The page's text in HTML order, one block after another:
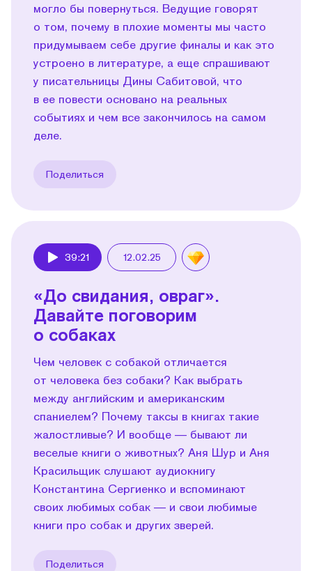
могло бы повернуться. Ведущие говорят
о том, почему в плохие моменты мы часто
придумываем себе другие финалы и как это
устроено в литературе, а еще спрашивают
у писательницы Дины Сабитовой, что
в ее повести основано на реальных
событиях и чем все закончилось на самом
деле.
Поделиться
39:21 12.02.25
«До свидания, овраг».
Давайте поговорим
о собаках
Чем человек с собакой отличается
от человека без собаки? Как выбрать
между английским и американским
спаниелем? Почему таксы в книгах такие
жалостливые? И вообще — бывают ли
веселые книги о животных? Аня Шур и Аня
Красильщик слушают аудиокнигу
Константина Сергиенко и вспоминают
своих любимых собак — и свои любимые
книги про собак и других зверей.
Поделиться